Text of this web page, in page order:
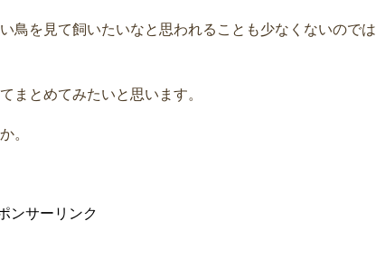
鳥を見て飼いたいなと思われることも少なくないのでは
まとめてみたいと思います。
。
ンサーリンク